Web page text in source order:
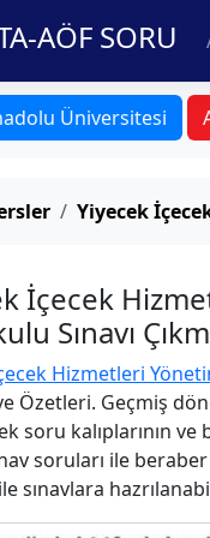
AÖF SORU
Üniversitesi
Yiyecek
İçecek
Sınavı
Hizmetleri
Özetleri. Geçmiş
soru kalıplarının
soruları ile
sınavlara